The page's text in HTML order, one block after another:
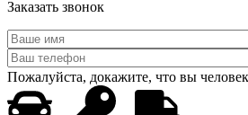
Заказать звонок
Пожалуйста, докажите, что вы